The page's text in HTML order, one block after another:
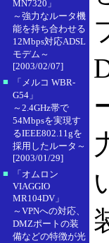
MN7320」
～強力なルータ機
能を持ち合わせる
12Mbps対応ADSL
モデム～
[2003/02/07]
■
「メルコ WBR-
G54」
～2.4GHz帯で
54Mbpsを実現す
るIEEE802.11gを
採用したルータ～
[2003/01/29]
■
「オムロン
VIAGGIO
MR104DV」
～VPNへの対応、
DMZポートの装
備などの特徴が光